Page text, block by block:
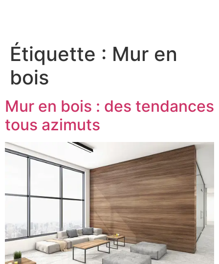
Étiquette : Mur en
bois
Mur en bois : des tendances
tous azimuts